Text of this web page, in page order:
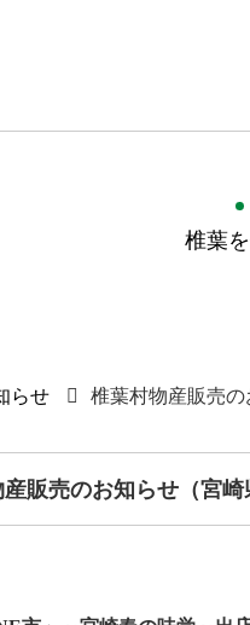
椎葉
らせ 椎葉村物産販売
販売のお知らせ（宮